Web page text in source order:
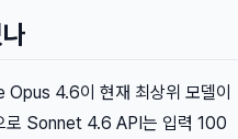
4.6이 현재 최상위 모델이
로 Sonnet 4.6 API는 입력 100